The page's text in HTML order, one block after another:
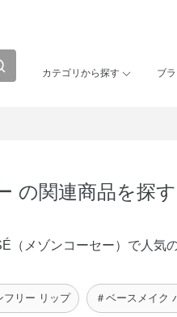
カテゴリから探す ブ
の関連商品を探す
（メゾンコーセー）で人
フリー リップ ＃ベースメイク